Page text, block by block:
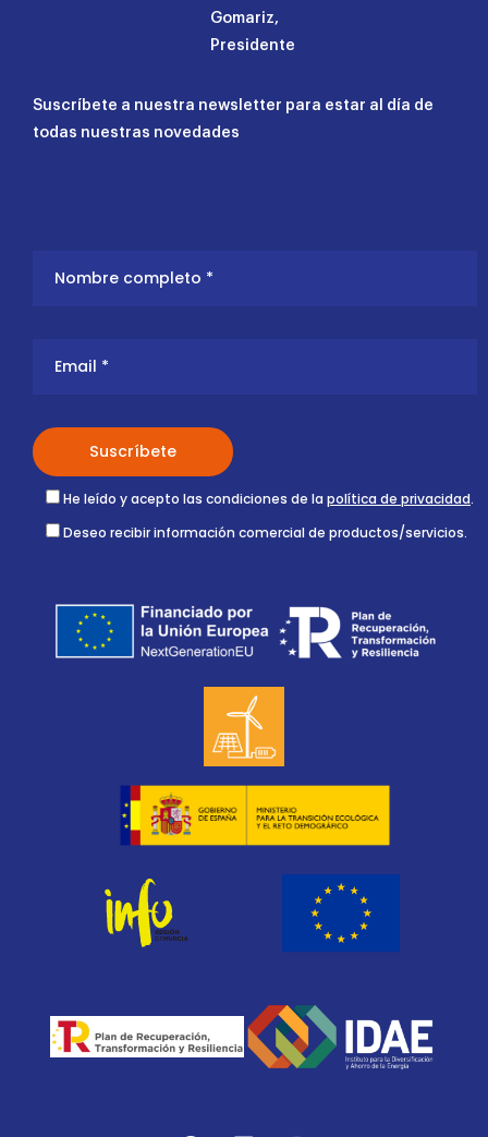
Gomariz,
Presidente
Suscríbete a nuestra newsletter para estar al día de
todas nuestras novedades
He leído y acepto las condiciones de la política de privacidad.
Deseo recibir información comercial de productos/servicios.